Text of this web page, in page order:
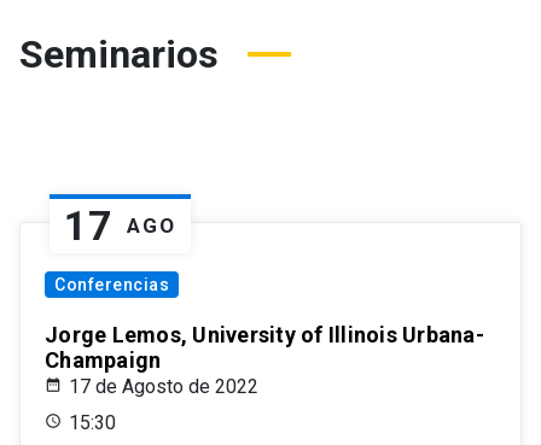
Seminarios
17 AGO
Conferencias
Jorge Lemos, University of Illinois Urbana-
Champaign
17 de Agosto de 2022
15:30